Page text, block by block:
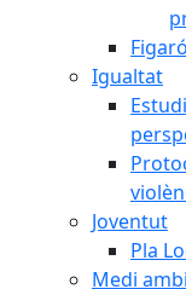
Igualtat
Joventut
Pla
Medi